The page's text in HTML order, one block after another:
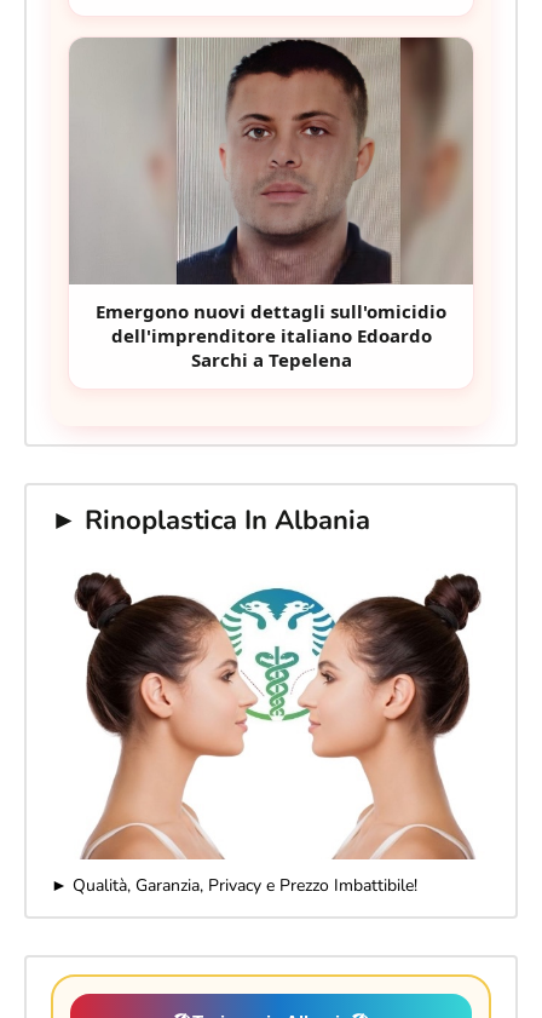
Emergono nuovi dettagli sull'omicidio
dell'imprenditore italiano Edoardo
Sarchi a Tepelena
► Rinoplastica In Albania
► Qualità, Garanzia, Privacy e Prezzo Imbattibile!